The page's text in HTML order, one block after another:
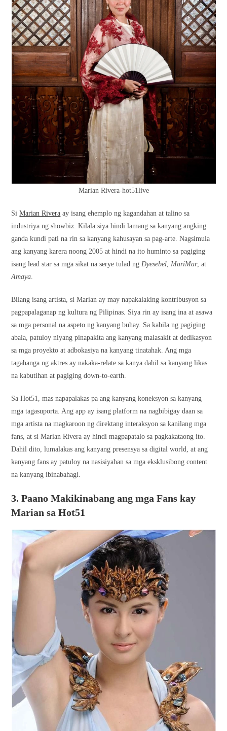
Marian Rivera-hot51live
SiMarian Rivera ay isang ehemplo ng kagandahan at talino sa
industriya ng showbiz. Kilala siya hindi lamang sa kanyang angking
ganda kundi pati na rin sa kanyang kahusayan sa pag-arte. Nagsimula
ang kanyang karera noong 2005 at hindi na ito huminto sa pagiging
isang lead star sa mga sikat na serye tulad ng Dyesebel MariMar, at
Amaya
Bilang isang artista, si Marian ay may napakalaking kontribusyon sa
pagpapalaganap ng kultura ng Pilipinas. Siya rin ay isang ina at asawa
sa mga personal na aspeto ng kanyang buhay. Sa kabila ng pagiging
abala, patuloy niyang pinapakita ang kanyang malasakit at dedikasyon
sa mga proyekto at adbokasiya na kanyang tinatahak. Ang mga
tagahanga ng aktres ay nakaka-relate sa kanya dahil sa kanyang likas
na kabutihan at pagiging down-to-earth.
Sa Hot51, mas napapalakas pa ang kanyang koneksyon sa kanyang
mga tagasuporta. Ang app ay isang platform na nagbibigay daan sa
mga artista na magkaroon ng direktang interaksyon sa kanilang mga
fans, at si Marian Rivera ay hindi magpapatalo sa pagkakataong ito.
Dahil dito, lumalakas ang kanyang presensya sa digital world, at ang
kanyang fans ay patuloy na nasisiyahan sa mga eksklusibong content
na kanyang ibinabahagi.
3. Paano Makikinabang ang mga Fans kay
Marian sa Hot51